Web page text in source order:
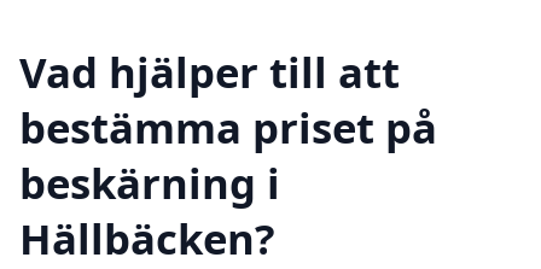
Vad hjälper till att
bestämma priset på
beskärning i
Hällbäcken?